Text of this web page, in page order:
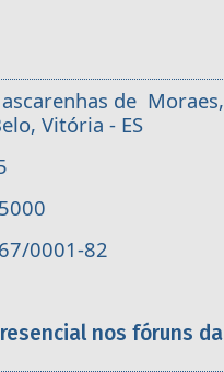
de Moraes,
Vitória - ES
0001-82
nos fóruns da